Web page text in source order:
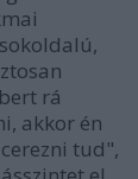
rá
akkor én
tud",